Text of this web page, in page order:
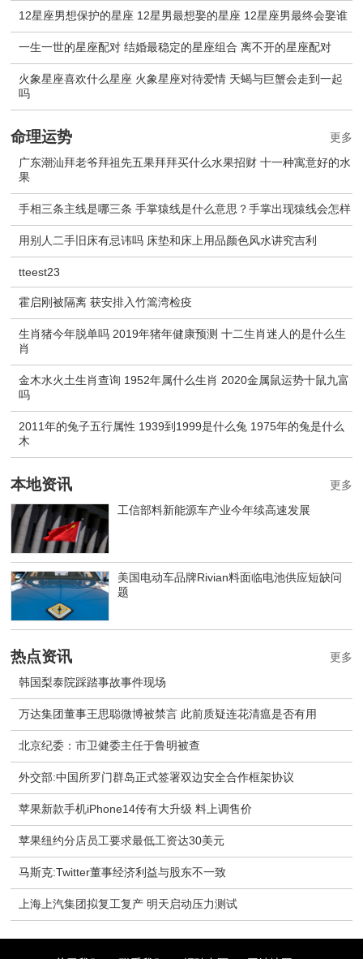
12星座男想保护的星座 12星男最想娶的星座 12星座男最终会娶谁
一生一世的星座配对 结婚最稳定的星座组合 离不开的星座配对
火象星座喜欢什么星座 火象星座对待爱情 天蝎与巨蟹会走到一起
吗
命理运势
广东潮汕拜老爷拜祖先五果拜拜买什么水果招财 十一种寓意好的水
果
手相三条主线是哪三条 手掌猿线是什么意思？手掌出现猿线会怎样
用别人二手旧床有忌讳吗 床垫和床上用品颜色风水讲究吉利
tteest23
霍启刚被隔离 获安排入竹篙湾检疫
生肖猪今年脱单吗 2019年猪年健康预测 十二生肖迷人的是什么生
肖
金木水火土生肖查询 1952年属什么生肖 2020金属鼠运势十鼠九富
吗
2011年的兔子五行属性 1939到1999是什么兔 1975年的兔是什么
木
更多
本地资讯
工信部料新能源车产业今年续高速发展
美国电动车品牌Rivian料面临电池供应短缺问
题
更多
热点资讯
韩国梨泰院踩踏事故事件现场
万达集团董事王思聪微博被禁言 此前质疑连花清瘟是否有用
北京纪委：市卫健委主任于鲁明被查
外交部:中国所罗门群岛正式签署双边安全合作框架协议
苹果新款手机iPhone14传有大升级 料上调售价
苹果纽约分店员工要求最低工资达30美元
马斯克:Twitter董事经济利益与股东不一致
上海上汽集团拟复工复产 明天启动压力测试
更多